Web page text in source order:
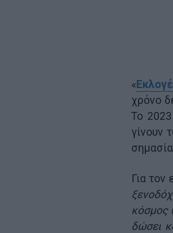
«
χρόνο
Το 2023
γίνουν
Για
κόσμος
δώσει